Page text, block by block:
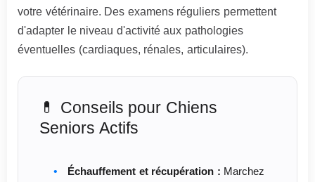
votre vétérinaire. Des examens réguliers permettent
d'adapter le niveau d'activité aux pathologies
éventuelles (cardiaques, rénales, articulaires).
💊 Conseils pour Chiens
Seniors Actifs
Échauffement et récupération : Marchez